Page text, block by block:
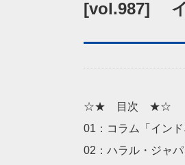
[vol.987] イ
☆★ 目次 ★☆
01：コラム「インド
02：ハラル・ジャ